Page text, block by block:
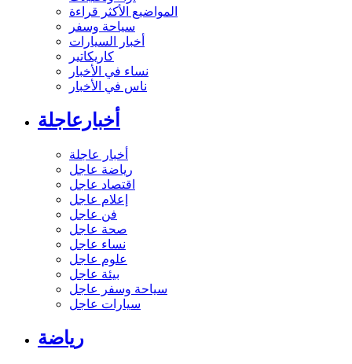
المواضيع الأكثر قراءة
سياحة وسفر
أخبار السيارات
كاريكاتير
نساء في الأخبار
ناس في الأخبار
أخبارعاجلة
أخبار عاجلة
رياضة عاجل
اقتصاد عاجل
إعلام عاجل
فن عاجل
صحة عاجل
نساء عاجل
علوم عاجل
بيئة عاجل
سياحة وسفر عاجل
سيارات عاجل
رياضة